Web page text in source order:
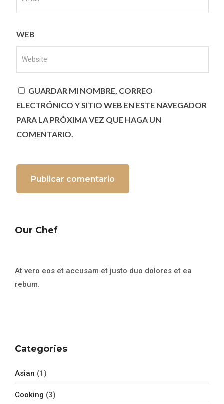
WEB
GUARDAR MI NOMBRE, CORREO
ELECTRÓNICO Y SITIO WEB EN ESTE NAVEGADOR
PARA LA PRÓXIMA VEZ QUE HAGA UN
COMENTARIO.
Our Chef
At vero eos et accusam et justo duo dolores et ea
rebum.
Categories
Asian (1)
Cooking (3)